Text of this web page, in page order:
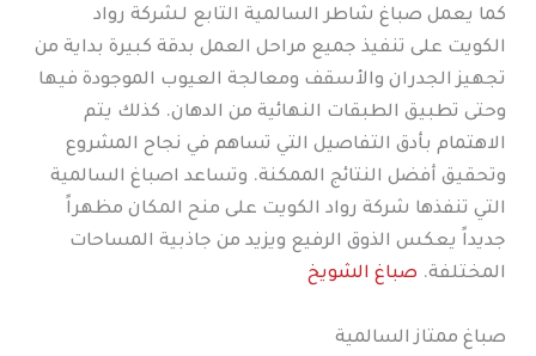
كما يعمل صباغ شاطر السالمية التابع لـشركة رواد
الكويت على تنفيذ جميع مراحل العمل بدقة كبيرة بداية من
تجهيز الجدران والأسقف ومعالجة العيوب الموجودة فيها
وحتى تطبيق الطبقات النهائية من الدهان. كذلك يتم
الاهتمام بأدق التفاصيل التي تساهم في نجاح المشروع
وتحقيق أفضل النتائج الممكنة. وتساعد اصباغ السالمية
التي تنفذها شركة رواد الكويت على منح المكان مظهراً
جديداً يعكس الذوق الرفيع ويزيد من جاذبية المساحات
المختلفة. صباغ الشويخ
صباغ ممتاز السالمية